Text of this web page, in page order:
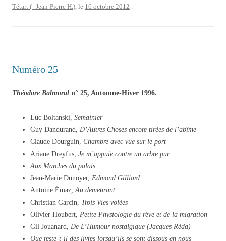
Tétart ( Jean-Pierre H.), le 16 octobre 2012 .
Numéro 25
Théodore Balmoral n° 25, Automne-Hiver 1996.
Luc Boltanski, Semainier
Guy Dandurand, D’Autres Choses encore tirées de l’abîme
Claude Dourguin, Chambre avec vue sur le port
Ariane Dreyfus, Je m’appuie contre un arbre pur
Aux Marches du palais
Jean-Marie Dunoyer, Edmond Gilliard
Antoine Émaz,Au demeurant
Christian Garcin, Trois Vies volées
Olivier Houbert, Petite Physiologie du rêve et de la migration
Gil Jouanard, De L’Humour nostalgique (Jacques Réda)
Que reste-t-il des livres lorsqu’ils se sont dissous en nous